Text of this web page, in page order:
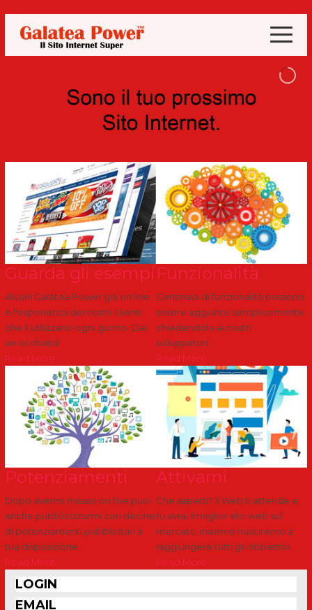
Guarda gli esempi
Alcuni Galatea Power già on line
e l'esperienza dei nostri clienti
che li utilizzano ogni giorno. Dai
un occhiata!
Read More
Funzionalità
Centinaia di funzionalità possono
essere aggiunte semplicemente
chiedendolo ai nostri
sviluppatori.
Read More
Potenziamenti
Dopo avermi messo on line puoi
anche pubblicizzarmi con decine
di potenziamenti pubblicitari a
tua disposizione.
Read More
Attivami
Che aspetti? il Web ti attende e
tu avrai il miglior sito web sul
mercato, insieme riusciremo a
raggiungere tutti gli obbiettivi.
Read More
LOGIN
EMAIL